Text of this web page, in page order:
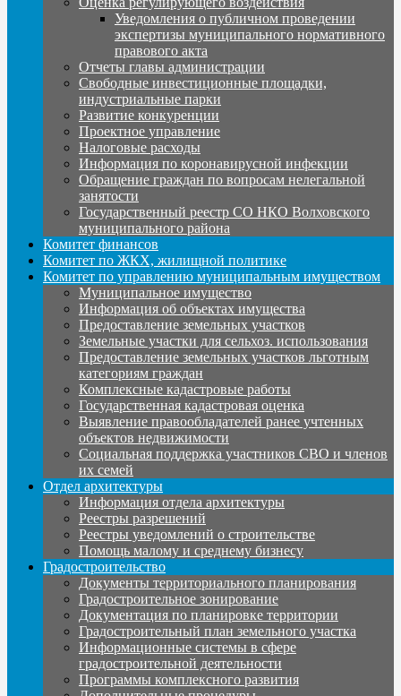
Уведомления о публичном проведении
экспертизы муниципального нормативного
правового акта
Отчеты главы администрации
Свободные инвестиционные площадки,
индустриальные парки
Развитие конкуренции
Проектное управление
Налоговые расходы
Информация по коронавирусной инфекции
Обращение граждан по вопросам нелегальной
занятости
Государственный реестр СО НКО Волховского
муниципального района
Комитет финансов
Комитет по ЖКХ, жилищной политике
Комитет по управлению муниципальным имуществом
Муниципальное имущество
Информация об объектах имущества
Предоставление земельных участков
Земельные участки для сельхоз. использования
Предоставление земельных участков льготным
категориям граждан
Комплексные кадастровые работы
Государственная кадастровая оценка
Выявление правообладателей ранее учтенных
объектов недвижимости
Социальная поддержка участников СВО и членов
их семей
Отдел архитектуры
Информация отдела архитектуры
Реестры разрешений
Реестры уведомлений о строительстве
Помощь малому и среднему бизнесу
Градостроительство
Документы территориального планирования
Градостроительное зонирование
Документация по планировке территории
Градостроительный план земельного участка
Информационные системы в сфере
градостроительной деятельности
Программы комплексного развития